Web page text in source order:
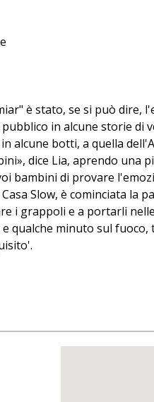
è stato, se si può dire,
in alcune storie di
alcune botti, a quella
dice Lia, aprendo una
bambini di provare
Slow, è cominciata la
i grappoli e a portarli
e qualche minuto sul